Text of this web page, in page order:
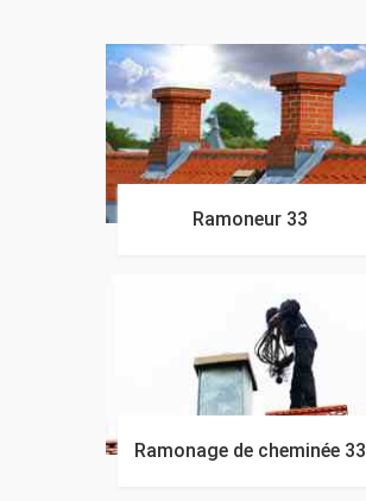
Ramoneur 33
Ramonage de cheminée 33